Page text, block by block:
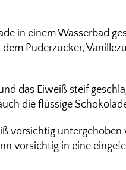
in einem Wasserbad
Puderzucker,
das Eiweiß steif
die flüssige
vorsichtig untergehoben
vorsichtig in eine